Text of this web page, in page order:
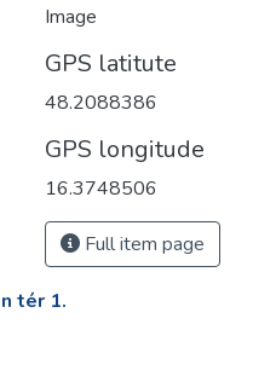
Image
GPS latitute
48.2088386
GPS longitude
16.3748506
Full item page
tér 1.